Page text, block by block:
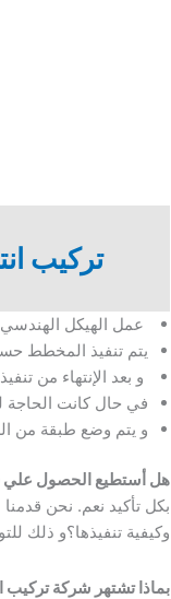
تركيب
عمل الهيكل الهندسي
يتم تنفيذ المخطط
و بعد الإنتهاء من
في حال كانت الحاجة
و يتم وضع طبقة من
هل أستطيع الحصول علي
بكل تأكيد نعم. نحن
وكيفية تنفيذها؟و ذلك
بماذا تشتهر شركة تركيب